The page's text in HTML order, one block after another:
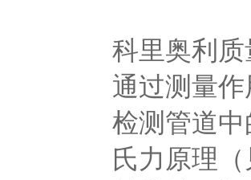
科里奥利
通过测量
检测管道
氏力原理